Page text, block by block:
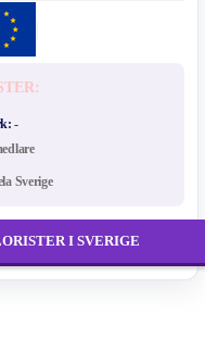
-
Sverige
I SVERIGE